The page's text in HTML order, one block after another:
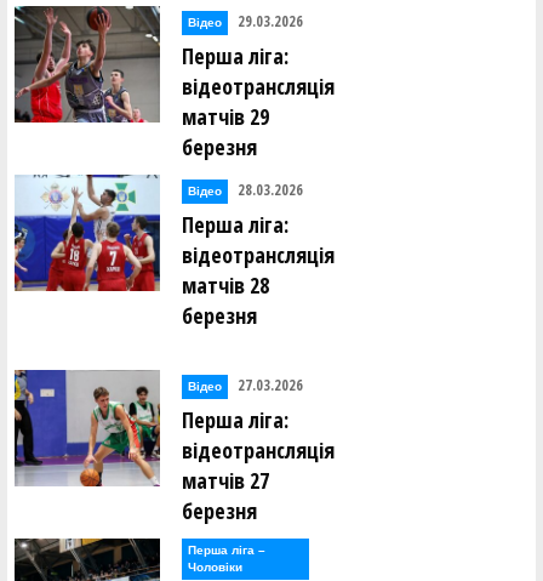
Відео 29.03.2026
Перша ліга:
відеотрансляція
матчів 29
березня
Відео 28.03.2026
Перша ліга:
відеотрансляція
матчів 28
березня
Відео 27.03.2026
Перша ліга:
відеотрансляція
матчів 27
березня
Перша лiга –
Чоловiки